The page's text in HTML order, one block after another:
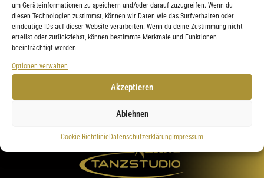
um Geräteinformationen zu speichern und/oder darauf zuzugreifen. Wenn du
diesen Technologien zustimmst, können wir Daten wie das Surfverhalten oder
eindeutige IDs auf dieser Website verarbeiten. Wenn du deine Zustimmung nicht
erteilst oder zurückziehst, können bestimmte Merkmale und Funktionen
beeinträchtigt werden.
Optionen verwalten
Akzeptieren
Ablehnen
Cookie-RichtlinieDatenschutzerklärung Impressum